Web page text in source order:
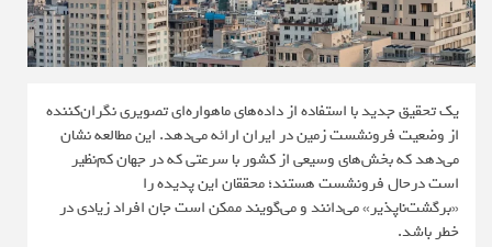
یک تحقیق جدید با استفاده از داده‌های ماهواره‌ای تصویری نگران‌کننده
از وضعیت فرونشست زمین در ایران ارائه می‌دهد. این مطالعه نشان
می‌دهد که بخش‌های وسیعی از کشور با سرعتی که در جهان کم‌نظیر
است درحال فرونشست هستند؛ محققان این پدیده را
«برگشت‌ناپذیر» می‌دانند و می‌گویند ممکن است جان افراد زیادی در
خطر باشد.